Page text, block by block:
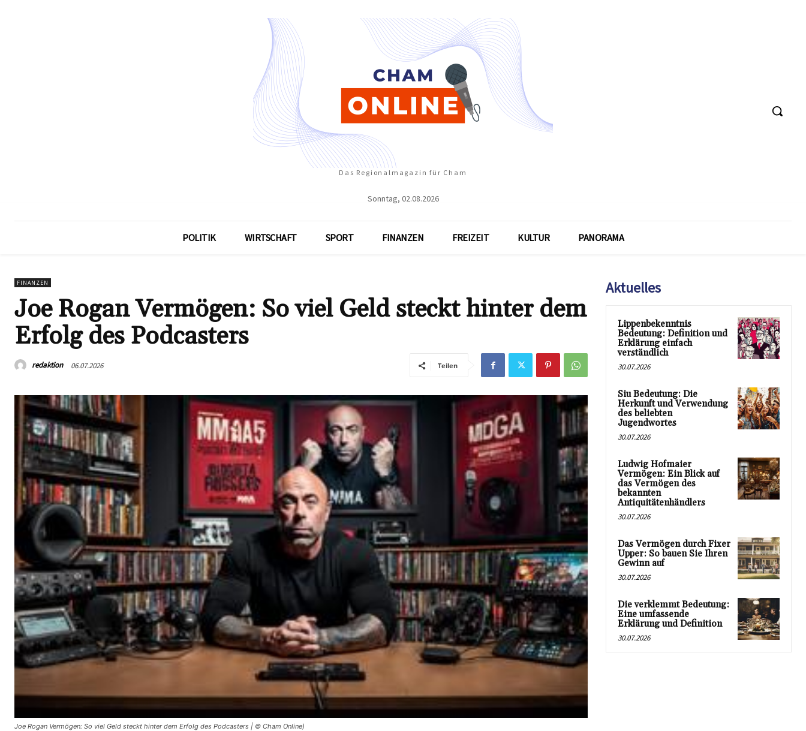
Das Regionalmagazin für Cham
Sonntag, 02.08.2026
POLITIK WIRTSCHAFT SPORT FINANZEN FREIZEIT KULTUR PANORAMA
FINANZEN
Joe Rogan Vermögen: So viel Geld steckt hinter dem
Erfolg des Podcasters
redaktion 06.07.2026 Teilen
Joe Rogan Vermögen: So viel Geld steckt hinter dem Erfolg des Podcasters | © Cham Online)
Aktuelles
Lippenbekenntnis
Bedeutung: Definition und
Erklärung einfach
verständlich
30.07.2026
Siu Bedeutung: Die
Herkunft und Verwendung
des beliebten
Jugendwortes
30.07.2026
Ludwig Hofmaier
Vermögen: Ein Blick auf
das Vermögen des
bekannten
Antiquitätenhändlers
30.07.2026
Das Vermögen durch Fixer
Upper: So bauen Sie Ihren
Gewinn auf
30.07.2026
Die verklemmt Bedeutung:
Eine umfassende
Erklärung und Definition
30.07.2026